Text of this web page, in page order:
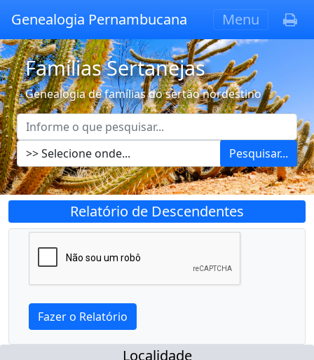
Genealogia Pernambucana Menu
Famílias Sertanejas
Genealogia de famílias do sertão nordestino
Pesquisar...
Relatório de Descendentes
Localidade